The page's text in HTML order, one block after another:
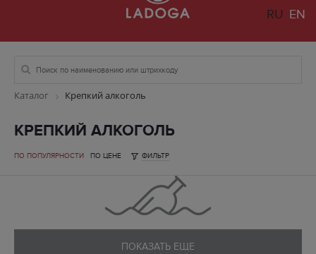
RU EN
Каталог Крепкий алкоголь
КРЕПКИЙ АЛКОГОЛЬ
ПО ПОПУЛЯРНОСТИ ПО ЦЕНЕ ФИЛЬТР
ПОКАЗАТЬ ЕЩЕ